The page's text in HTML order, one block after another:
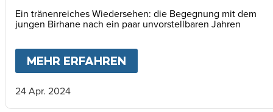
Ein tränenreiches Wiedersehen: die Begegnung mit dem
jungen Birhane nach ein paar unvorstellbaren Jahren
MEHR ERFAHREN
24 Apr. 2024